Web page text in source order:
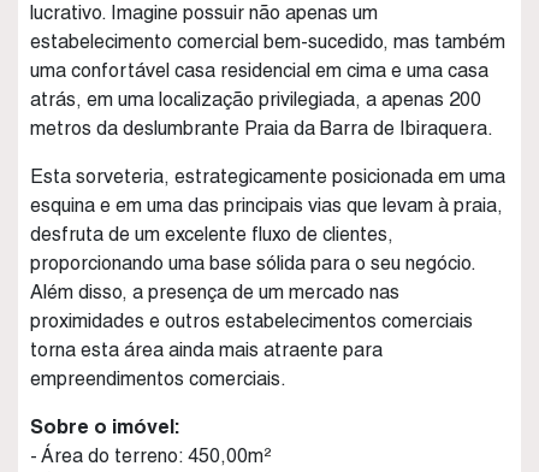
lucrativo. Imagine possuir não apenas um
estabelecimento comercial bem-sucedido, mas também
uma confortável casa residencial em cima e uma casa
atrás, em uma localização privilegiada, a apenas 200
metros da deslumbrante Praia da Barra de Ibiraquera.
Esta sorveteria, estrategicamente posicionada em uma
esquina e em uma das principais vias que levam à praia,
desfruta de um excelente fluxo de clientes,
proporcionando uma base sólida para o seu negócio.
Além disso, a presença de um mercado nas
proximidades e outros estabelecimentos comerciais
torna esta área ainda mais atraente para
empreendimentos comerciais.
Sobre o imóvel:
- Área do terreno: 450,00m²